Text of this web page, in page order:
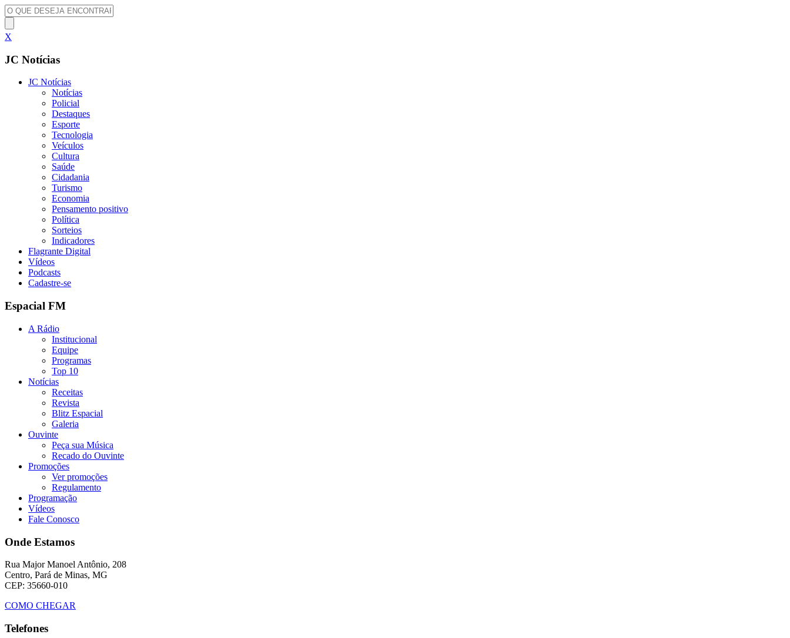
X
JC Notícias
JC Notícias
Notícias
Policial
Destaques
Esporte
Tecnologia
Veículos
Cultura
Saúde
Cidadania
Turismo
Economia
Pensamento positivo
Política
Sorteios
Indicadores
Flagrante Digital
Vídeos
Podcasts
Cadastre-se
Espacial FM
A Rádio
Institucional
Equipe
Programas
Top 10
Notícias
Receitas
Revista
Blitz Espacial
Galeria
Ouvinte
Peça sua Música
Recado do Ouvinte
Promoções
Ver promoções
Regulamento
Programação
Vídeos
Fale Conosco
Onde Estamos
Rua Major Manoel Antônio, 208
Centro, Pará de Minas, MG
CEP: 35660-010
COMO CHEGAR
Telefones